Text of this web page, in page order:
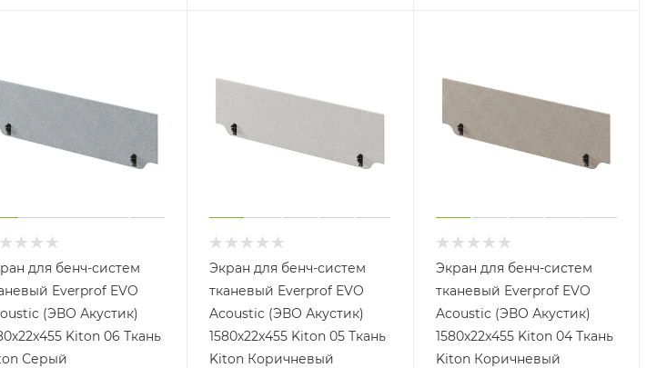
для бенч-систем
Everprof EVO
(ЭВО Акустик)
Kiton 06 Ткань
Серый
Экран для бенч-систем
тканевый Everprof EVO
Acoustic (ЭВО Акустик)
1580х22x455 Kiton 05 Ткань
Kiton Коричневый
Экран для бенч-систем
тканевый Everprof EVO
Acoustic (ЭВО Акустик)
1580х22x455 Kiton 04 Ткань
Kiton Коричневый